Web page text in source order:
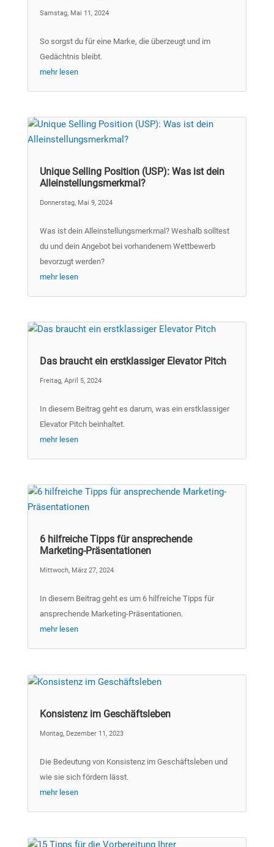
Samstag, Mai 11, 2024
So sorgst du für eine Marke, die überzeugt und im
Gedächtnis bleibt.
mehr lesen
Unique Selling Position (USP): Was ist dein
Alleinstellungsmerkmal?
Donnerstag, Mai 9, 2024
Was ist dein Alleinstellungsmerkmal? Weshalb solltest
du und dein Angebot bei vorhandenem Wettbewerb
bevorzugt werden?
mehr lesen
Das braucht ein erstklassiger Elevator Pitch
Freitag, April 5, 2024
In diesem Beitrag geht es darum, was ein erstklassiger
Elevator Pitch beinhaltet.
mehr lesen
6 hilfreiche Tipps für ansprechende
Marketing-Präsentationen
Mittwoch, März 27, 2024
In diesem Beitrag geht es um 6 hilfreiche Tipps für
ansprechende Marketing-Präsentationen.
mehr lesen
Konsistenz im Geschäftsleben
Montag, Dezember 11, 2023
Die Bedeutung von Konsistenz im Geschäftsleben und
wie sie sich fördern lässt.
mehr lesen